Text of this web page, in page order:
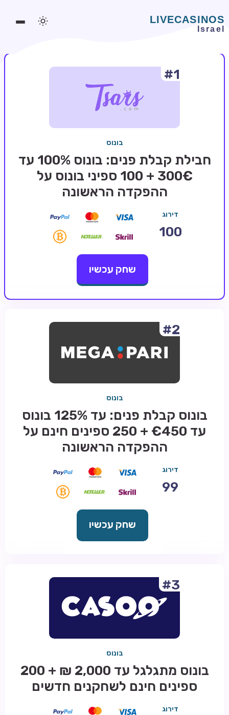
משחקים אונליין
בלאקג'ק אונליין
בונוסים בקזינו אונליין
טיפים
#1
בונוס
חבילת קבלת פנים: בונוס 100% עד
300€ + 100 ספיני בונוס על
ההפקדה הראשונה
דירוג
100
שחק עכשיו
#2
בונוס
בונוס קבלת פנים: עד 125% בונוס
עד €450 + 250 ספינים חינם על
ההפקדה הראשונה
דירוג
99
שחק עכשיו
#3
בונוס
בונוס מתגלגל עד 2,000 ₪ + 200
ספינים חינם לשחקנים חדשים
דירוג